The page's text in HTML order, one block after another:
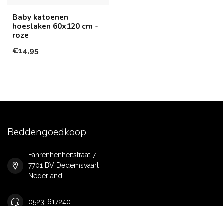
Baby katoenen
hoeslaken 60x120 cm -
roze
€14,95
Beddengoedkoop
Fahrenhenheitstraat 7
7701 BV Dedemsvaart
Nederland
0523-617240